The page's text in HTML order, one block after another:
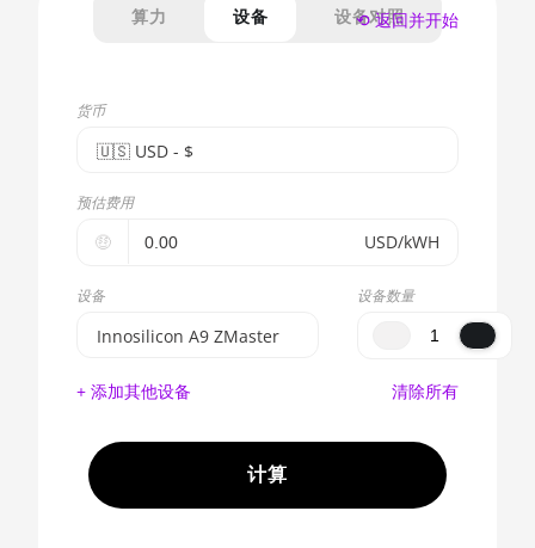
算力 设备 设备对照
货币
🇺🇸ㅤ USD - $
🇪🇺ㅤ EUR - €
🇺🇸ㅤ USD - $
🇨🇳ㅤ CNY - CN¥
🇬🇧ㅤ GBP - £
🇦🇪ㅤ AED
🇦🇫ㅤ AFN - Af
预估费用
🤑 USD/kWH
设备
Innosilicon A9 ZMaster
BITMAIN AntMiner S17e
(64Th)
AMD CPU EPYC 7302
AMD CPU EPYC 7352
设备数量
+ 添加其他设备 清除所有
计算
⟲ 返回并开始